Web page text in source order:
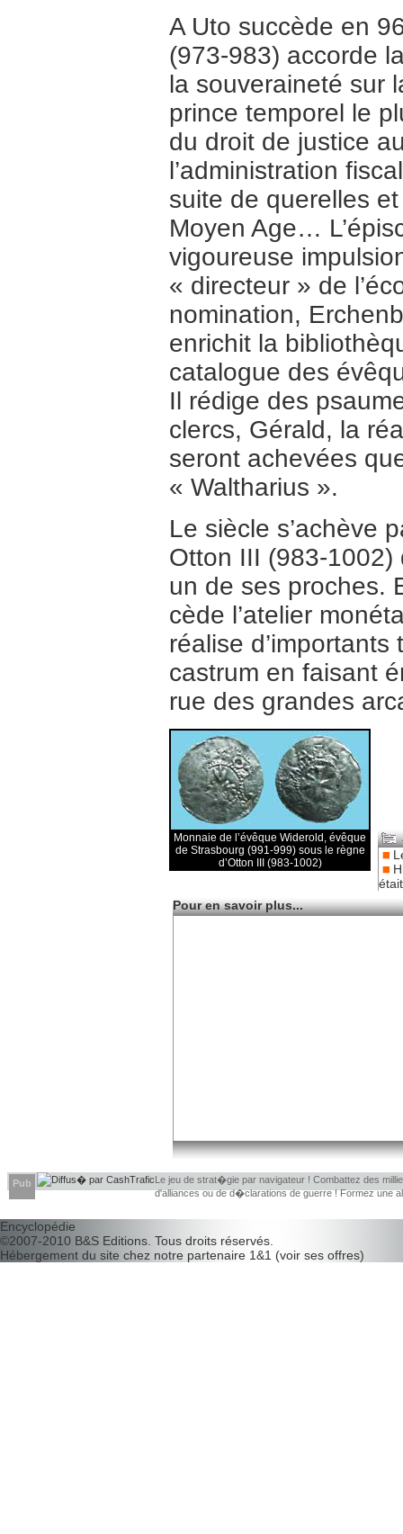
A Uto succède en
(973-983) accorde
la souveraineté sur
prince temporel le
du droit de justice
l’administration
suite de querelles
Moyen Age…
vigoureuse
« directeur » de
nomination,
enrichit la
catalogue des
Il rédige des
clercs, Gérald, la
seront achevées
« Waltharius ».
Le siècle s’achève
Otton III (983-
un de ses proches.
cède l’atelier
réalise
castrum en faisant
rue des grandes
Monnaie de l’évêque Widerold, évêque
de Strasbourg (991-999) sous le règne
d’Otton III (983-1002)
Pour en savoir plus...
Pub
Le jeu de strat�gie par navigateur ! Combattez des
d'alliances ou de d�clarations de guerre ! Formez une
Encyclopédie
©2007-2010 B&S Editions . Tous droits réservés.
Hébergement du site chez notre partenaire 1&1 (voir ses offres)